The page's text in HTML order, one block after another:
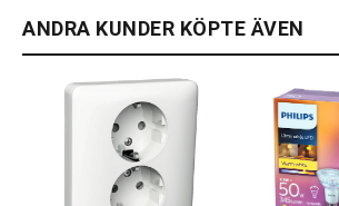
ANDRA KUNDER KÖPTE ÄVEN